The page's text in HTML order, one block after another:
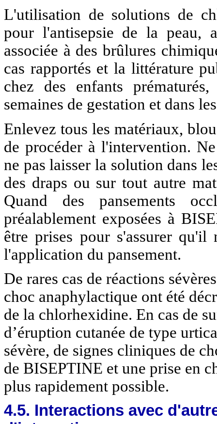
L'utilisation de solutions de
pour l'antisepsie de la peau,
associée à des brûlures
cas rapportés et la littérature
chez des enfants
semaines de gestation et dans
Enlevez tous les matériaux,
de procéder à l'intervention.
ne pas laisser la solution dans
des draps ou sur tout autre
Quand des pansements
préalablement exposées à
être prises pour s'assurer
l'application du pansement.
De rares cas de réactions
choc anaphylactique ont été
de la chlorhexidine. En cas de
d’éruption cutanée de type
sévère, de signes cliniques de
de BISEPTINE et une prise en
plus rapidement possible.
4.5. Interactions avec